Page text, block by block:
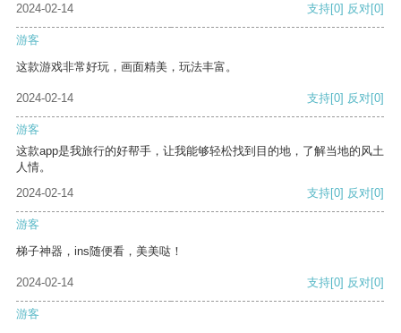
2024-02-14 支持[0] 反对[0]
游客
这款游戏非常好玩，画面精美，玩法丰富。
2024-02-14 支持[0] 反对[0]
游客
这款app是我旅行的好帮手，让我能够轻松找到目的地，了解当地的风土
人情。
2024-02-14
支持[0] 反对[0]
游客
梯子神器，ins随便看，美美哒！
2024-02-14 支持[0] 反对[0]
游客